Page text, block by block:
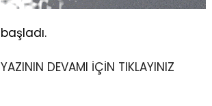
başladı.
YAZININ DEVAMI İÇİN TIKLAYINIZ